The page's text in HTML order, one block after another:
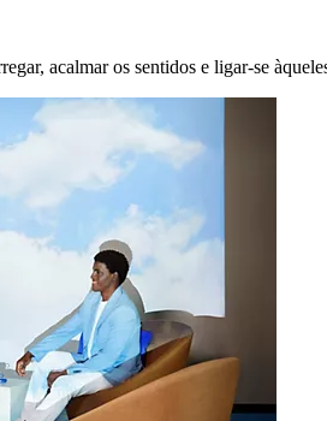
acalmar os sentidos e ligar-se